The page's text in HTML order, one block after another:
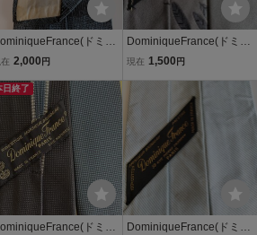
ドミニ
フランス)ネクタイ2
2,000 円
DominiqueFrance(ドミニ
クフランス)ネクタイ44
現在 1,500 円
日終了
ドミニ
DominiqueFrance(ドミニ